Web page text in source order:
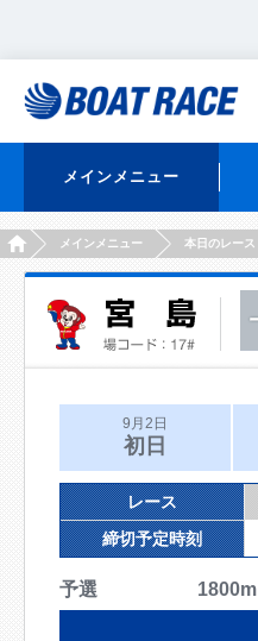
メインメニュー
HOMEメインメニュー 本日のレース
9月2日
初日
レース
締切予定時刻
予選 1800m